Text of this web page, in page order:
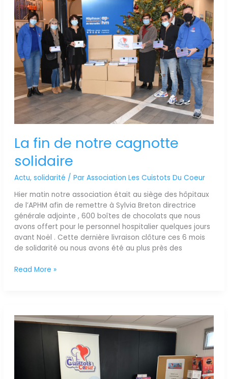
La fin de notre cagnotte
solidaire
Actu, solidarité / Par Association Les Cuistots Du Coeur
Hier matin notre association était au siège des hôpitaux
de l’APHM afin de remettre à Sylvia Breton directrice
générale adjointe , 600 boîtes de chocolats que nous
avons offert pour le personnel hospitalier quelques jours
avant Noël . Cette dernière livraison clôture ces 6 mois
de solidarité ou nous avons été au plus près des
fin
de
notre
cagnotte
solidaire
Read More »
Dernière